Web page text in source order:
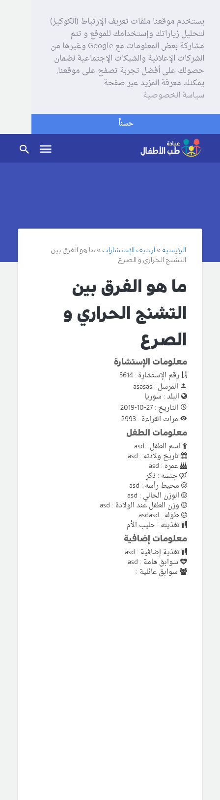
يستخدم موقعنا ملفات تعريف الإرتباط (الكوكيز)
لتحليل زياراتك وإستخدامك للموقع و تتم
مشاركة بعض المعلومات مع Google وغيرها من
الشركات الإعلانية والشبكات الإجتماعية لضمان
حصولك على أفضل تجربة تصفح على موقعنا,
يمكنك معرفة المزيد عبر صفحة
سياسة الخصوصية
حسناً
الرئيسية أرشيف الإستشارات
ما هو الفرق بين
التشنج الحراري و الصرع
ما هو الفرق بين
التشنج الحراري و
الصرع
معلومات الإستشارة
رقم الإستشارة : 5614
المرسل : asasas
البلد : سوريا
التاريخ : 27-10-2019
مرات القراءة : 2993
معلومات الطفل
اسم الطفل : asd
تاريخ ولادته : asd
عمره : asd
جنسه : ذكر
محيط رأسه : asd
الوزن الحالي : asd
وزن الطفل عند الولادة : asd
طوله : asdasd
تغذيته : حليب الأم
معلومات إضافية
تغذية إضافية : asd
سوابق هامة : asd
سوابق عائلية :